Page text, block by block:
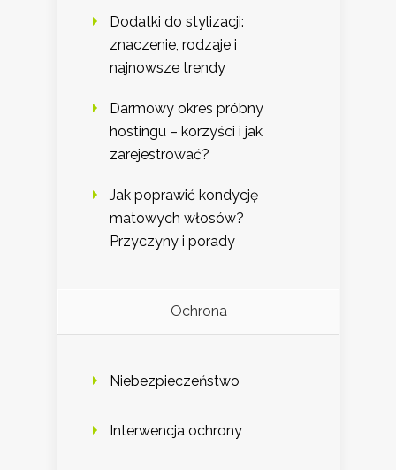
Dodatki do stylizacji:
znaczenie, rodzaje i
najnowsze trendy
Darmowy okres próbny
hostingu – korzyści i jak
zarejestrować?
Jak poprawić kondycję
matowych włosów?
Przyczyny i porady
Ochrona
Niebezpieczeństwo
Interwencja ochrony